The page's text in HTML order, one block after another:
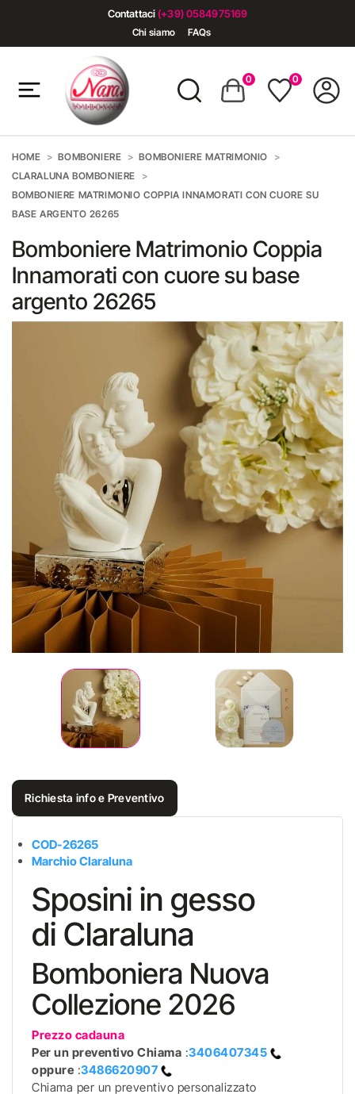
Contattaci (+39) 0584975169
Chi siamo FAQs
0 0
HOME BOMBONIERE
BOMBONIERE MATRIMONIO
CLARALUNA BOMBONIERE
BOMBONIERE MATRIMONIO COPPIA INNAMORATI CON CUORE SU
BASE ARGENTO 26265
Bomboniere Matrimonio Coppia
Innamorati con cuore su base
argento 26265
Richiesta info e Preventivo
COD-26265
Marchio Claraluna
Sposini in gesso
di Claraluna
Bomboniera Nuova
Collezione 2026
Prezzo cadauna
Per un preventivo Chiama :3406407345
oppure :3486620907
Chiama per un preventivo personalizzato